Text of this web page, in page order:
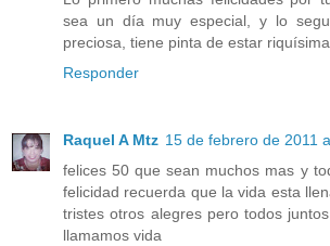
sea un día muy especial, y lo
preciosa, tiene pinta de estar
Responder
Raquel A Mtz 15 de febrero de 2011
felices 50 que sean muchos mas y
felicidad recuerda que la vida esta
tristes otros alegres pero todos
llamamos vida